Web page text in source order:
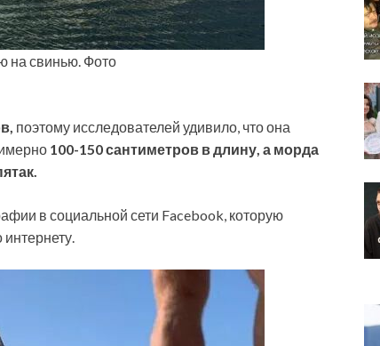
поэтому исследователей удивило, что она
100-150 сантиметров в длину, а морда
в социальной сети Facebook, которую